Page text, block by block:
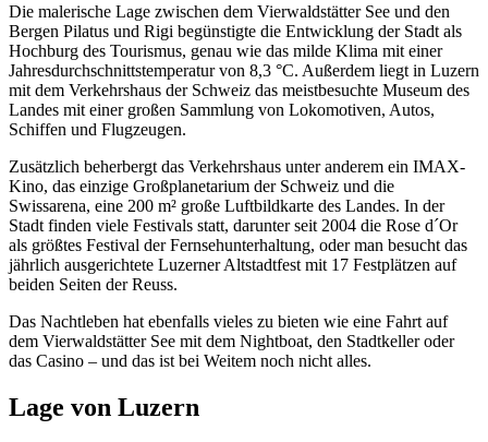
Die malerische Lage zwischen dem Vierwaldstätter See und den
Bergen Pilatus und Rigi begünstigte die Entwicklung der Stadt als
Hochburg des Tourismus, genau wie das milde Klima mit einer
Jahresdurchschnittstemperatur von 8,3 °C. Außerdem liegt in Luzern
mit dem Verkehrshaus der Schweiz das meistbesuchte Museum des
Landes mit einer großen Sammlung von Lokomotiven, Autos,
Schiffen und Flugzeugen.
Zusätzlich beherbergt das Verkehrshaus unter anderem ein IMAX-
Kino, das einzige Großplanetarium der Schweiz und die
Swissarena, eine 200 m² große Luftbildkarte des Landes. In der
Stadt finden viele Festivals statt, darunter seit 2004 die Rose d´Or
als größtes Festival der Fernsehunterhaltung, oder man besucht das
jährlich ausgerichtete Luzerner Altstadtfest mit 17 Festplätzen auf
beiden Seiten der Reuss.
Das Nachtleben hat ebenfalls vieles zu bieten wie eine Fahrt auf
dem Vierwaldstätter See mit dem Nightboat, den Stadtkeller oder
das Casino – und das ist bei Weitem noch nicht alles.
Lage von Luzern